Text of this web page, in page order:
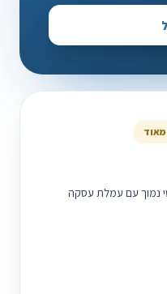
נמוך עם עמלת עסקה